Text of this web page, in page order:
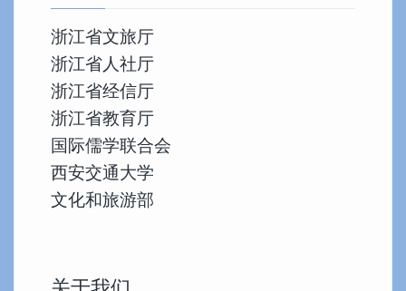
浙江省文旅厅
浙江省人社厅
浙江省经信厅
浙江省教育厅
国际儒学联合会
西安交通大学
文化和旅游部